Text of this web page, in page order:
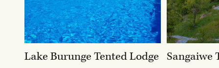
Lake Burunge Tented Lodge Sangaiwe